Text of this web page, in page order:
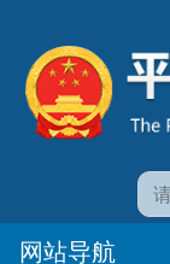
网站导航